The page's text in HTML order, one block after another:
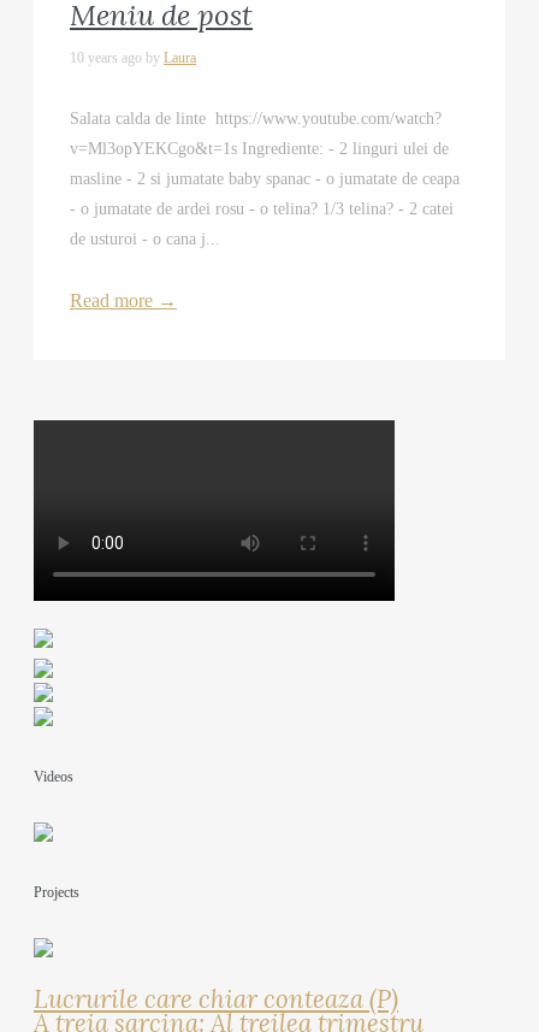
Meniu de post
10 years ago by Laura
Salata calda de linte https://www.youtube.com/watch?
v=Ml3opYEKCgo&t=1s Ingrediente: - 2 linguri ulei de
masline - 2 si jumatate baby spanac - o jumatate de ceapa
- o jumatate de ardei rosu - o telina? 1/3 telina? - 2 catei
de usturoi - o cana j...
Read more →
Videos
Projects
Lucrurile care chiar conteaza (P)
A treia sarcina: Al treilea trimestru